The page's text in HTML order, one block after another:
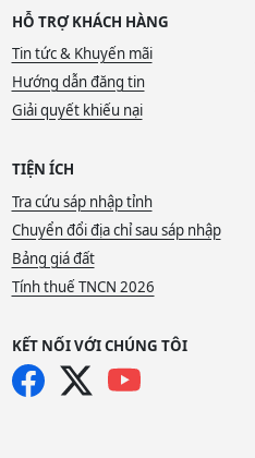
HỖ TRỢ KHÁCH HÀNG
Tin tức & Khuyến mãi
Hướng dẫn đăng tin
Giải quyết khiếu nại
TIỆN ÍCH
Tra cứu sáp nhập tỉnh
Chuyển đổi địa chỉ sau sáp nhập
Bảng giá đất
Tính thuế TNCN 2026
KẾT NỐI VỚI CHÚNG TÔI